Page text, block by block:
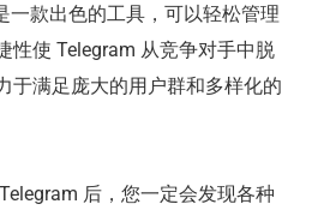
一款出色的工具，可以轻松管理
性使 Telegram 从竞争对手中脱
于满足庞大的用户群和多样化的
后，您一定会发现各种